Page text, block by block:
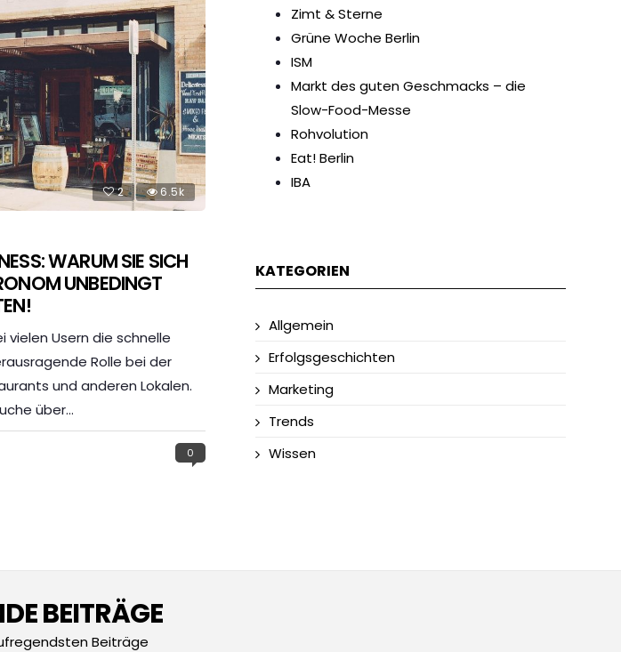
2 6.5k
WARUM SIE SICH
UNBEDINGT
vielen Usern die schnelle
Rolle bei der
und anderen Lokalen.
über…
0
Zimt & Sterne
Grüne Woche Berlin
ISM
Markt des guten Geschmacks – die
Slow-Food-Messe
Rohvolution
Eat! Berlin
IBA
KATEGORIEN
Allgemein
Erfolgsgeschichten
Marketing
Trends
Wissen
BEITRÄGE
Beiträge